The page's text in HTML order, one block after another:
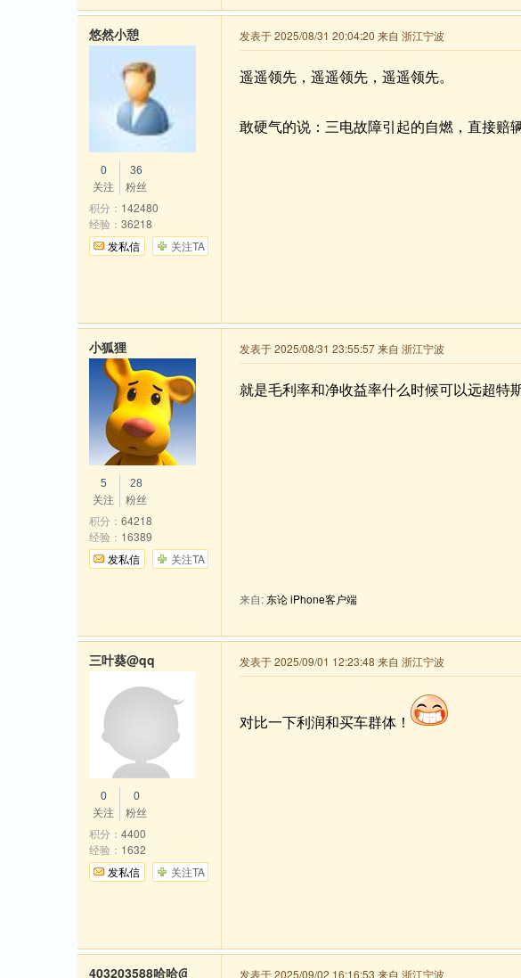
发表于 2025/08/31 20:04:20 来自 浙江宁波
遥遥领先，遥遥领先，遥遥领先。
敢硬气的说：三电故障引起的自燃，直接赔
悠然小憩
0
关注
36
粉丝
积分： 142480
经验： 36218
发私信
关注TA
发表于 2025/08/31 23:55:57 来自 浙江宁波
就是毛利率和净收益率什么时候可以远超特
来自:东论 iPhone客户端
小狐狸
5
关注
28
粉丝
积分： 64218
经验： 16389
发私信
关注TA
发表于 2025/09/01 12:23:48 来自 浙江宁波
对比一下利润和买车群体！
三叶葵@qq
0
关注
0
粉丝
积分： 4400
经验： 1632
发私信
关注TA
发表于 2025/09/02 16:16:53 来自 浙江宁波
403203588哈哈@qq